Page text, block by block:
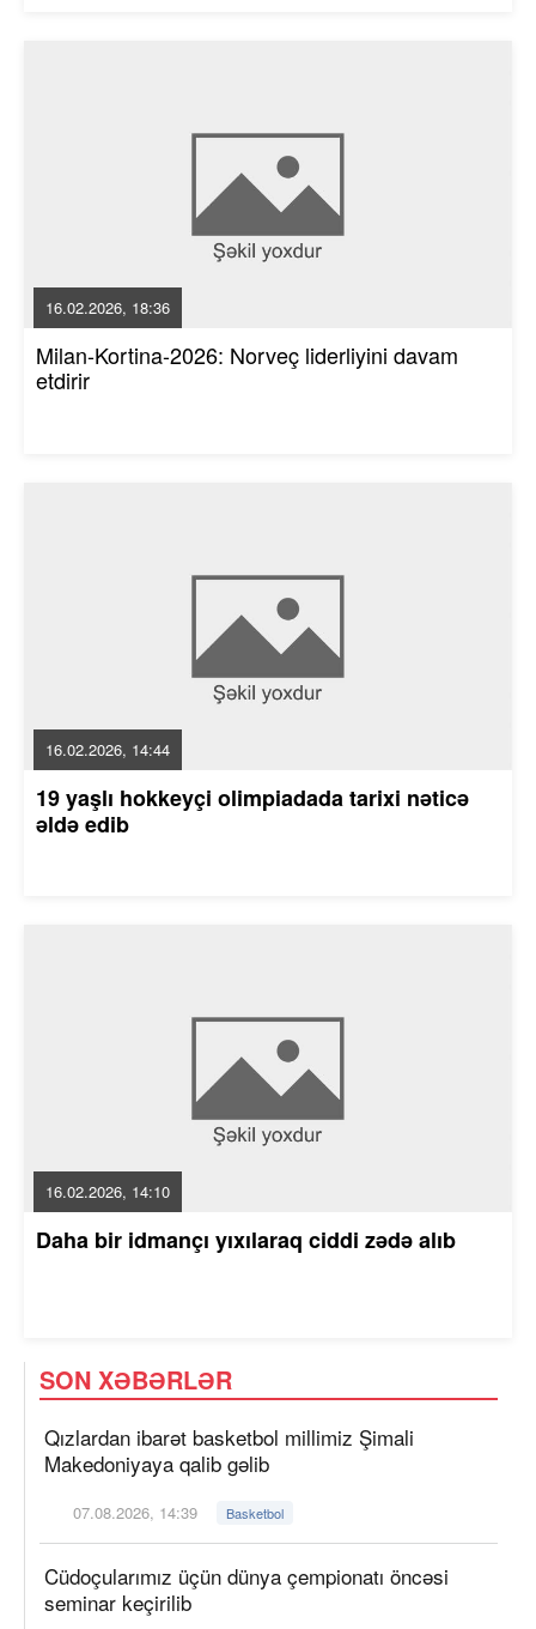
16.02.2026, 18:36
Milan-Kortina-2026: Norveç liderliyini davam
etdirir
16.02.2026, 14:44
19 yaşlı hokkeyçi olimpiadada tarixi nəticə
əldə edib
16.02.2026, 14:10
Daha bir idmançı yıxılaraq ciddi zədə alıb
SON XƏBƏRLƏR
Qızlardan ibarət basketbol millimiz Şimali
Makedoniyaya qalib gəlib
07.08.2026, 14:39 Basketbol
Cüdoçularımız üçün dünya çempionatı öncəsi
seminar keçirilib